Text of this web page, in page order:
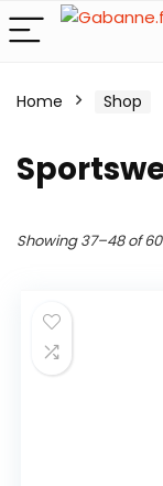
Home Shop
Showing 37–48 of